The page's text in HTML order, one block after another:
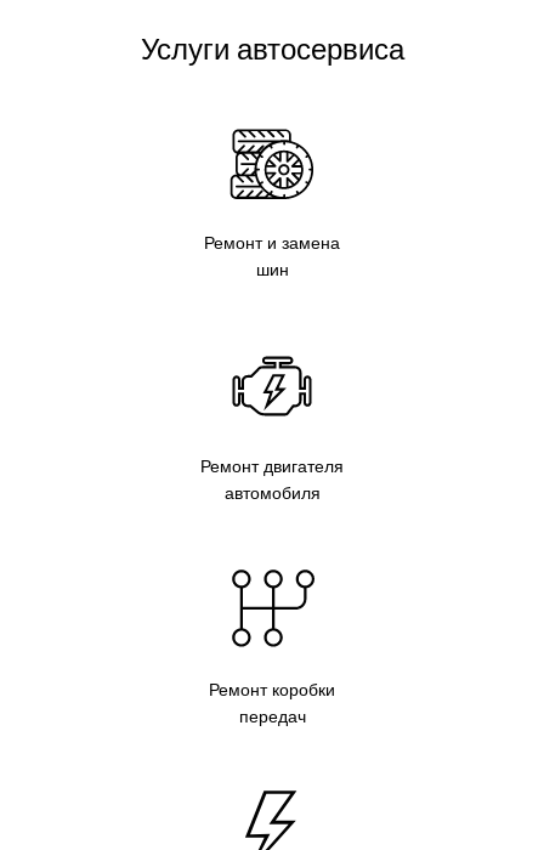
Услуги автосервиса
Ремонт и замена
шин
Ремонт двигателя
автомобиля
Ремонт коробки
передач